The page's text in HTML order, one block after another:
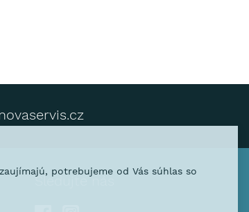
Sledujte nás
potrebujeme od Vás súhlas so